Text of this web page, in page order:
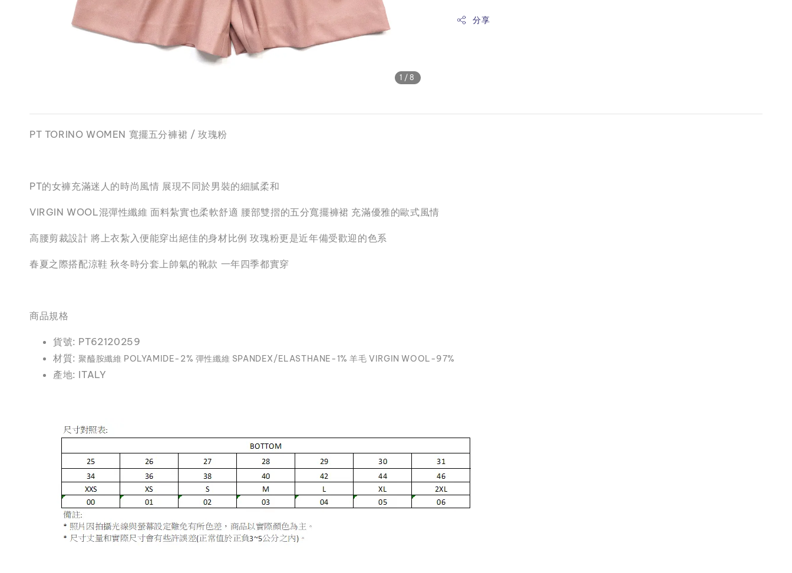
1 /8
分享
PT TORINO WOMEN 寬擺五分褲裙 / 玫瑰粉
PT的女褲充滿迷人的時尚風情 展現不同於男裝的細膩柔和
VIRGIN WOOL混彈性纖維 面料紮實也柔軟舒適 腰部雙摺的五分寬擺褲裙 充滿優雅的歐式風情
高腰剪裁設計 將上衣紮入便能穿出絕佳的身材比例 玫瑰粉更是近年備受歡迎的色系
春夏之際搭配涼鞋 秋冬時分套上帥氣的靴款 一年四季都實穿
商品規格
貨號: PT62120259
材質:聚醯胺纖維 POLYAMIDE-2% 彈性纖維 SPANDEX/ELASTHANE-1% 羊毛 VIRGIN WOOL-97%
產地: ITALY